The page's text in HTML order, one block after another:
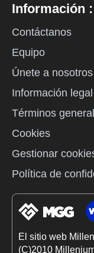
Información :
Contáctanos
Equipo
Únete a nosotros
Información legal
Términos
Cookies
Gestionar
Política de
El sitio web
(C)2010